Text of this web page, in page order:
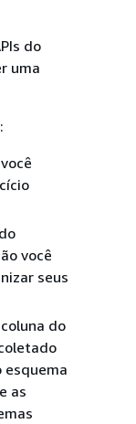
do
uma
você
seus
do
esquema
as